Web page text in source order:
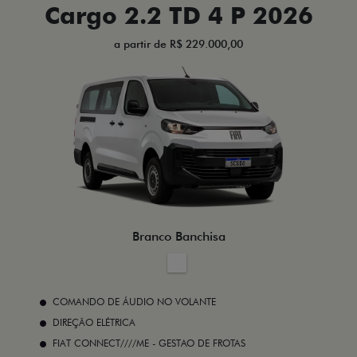
Cargo 2.2 TD 4 P 2026
a partir de R$ 229.000,00
Branco Banchisa
COMANDO DE ÁUDIO NO VOLANTE
DIREÇÃO ELÉTRICA
FIAT CONNECT////ME - GESTAO DE FROTAS